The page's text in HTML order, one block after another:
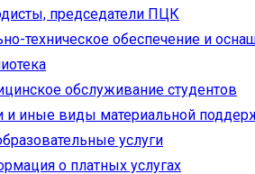
председатели ПЦК
техническое обеспечение и
обслуживание студентов
и иные виды материальной
услуги
о платных услугах